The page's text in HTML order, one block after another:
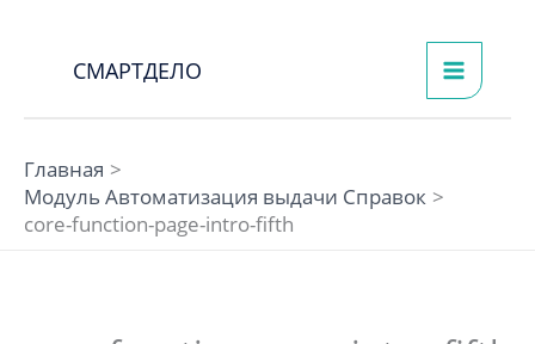
содержимому
СМАРТДЕЛО
Главная
Модуль Автоматизация выдачи Справок
core-function-page-intro-fifth